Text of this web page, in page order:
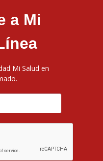
a Mi
Mi Salud en